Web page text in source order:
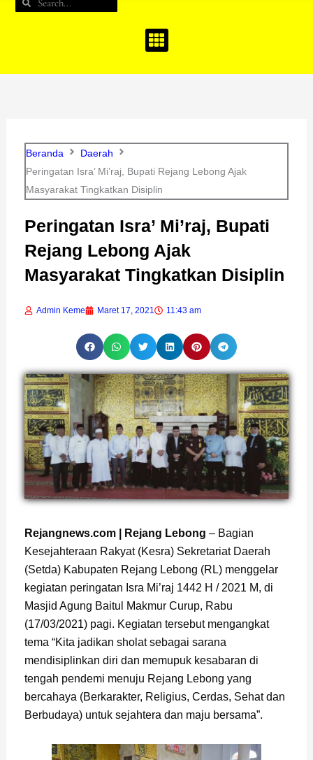
Beranda
Daerah
Peringatan Isra’ Mi’raj, Bupati Rejang Lebong Ajak
Masyarakat Tingkatkan Disiplin
Peringatan Isra’ Mi’raj, Bupati
Rejang Lebong Ajak
Masyarakat Tingkatkan Disiplin
Admin Keme Maret 17, 2021 11:43 am
Rejangnews.com | Rejang Lebong – Bagian
Kesejahteraan Rakyat (Kesra) Sekretariat Daerah
(Setda) Kabupaten Rejang Lebong (RL) menggelar
kegiatan peringatan Isra Mi’raj 1442 H / 2021 M, di
Masjid Agung Baitul Makmur Curup, Rabu
(17/03/2021) pagi. Kegiatan tersebut mengangkat
tema “Kita jadikan sholat sebagai sarana
mendisiplinkan diri dan memupuk kesabaran di
tengah pendemi menuju Rejang Lebong yang
bercahaya (Berkarakter, Religius, Cerdas, Sehat dan
Berbudaya) untuk sejahtera dan maju bersama”.
Page
, Page